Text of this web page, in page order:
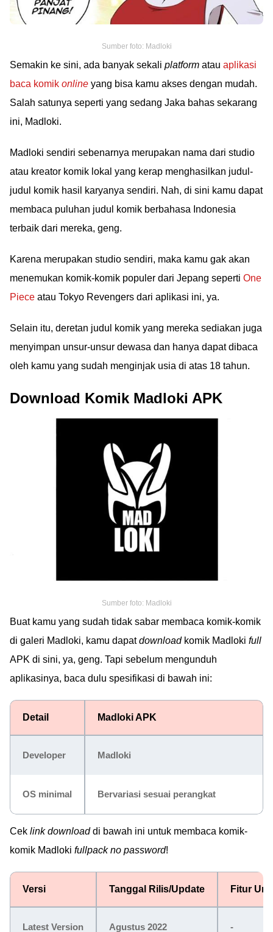
Sumber foto: Madloki
Semakin ke sini, ada banyak sekali platform atau aplikasi
baca komik online yang bisa kamu akses dengan mudah.
Salah satunya seperti yang sedang Jaka bahas sekarang
ini, Madloki.
Madloki sendiri sebenarnya merupakan nama dari studio
atau kreator komik lokal yang kerap menghasilkan judul-
judul komik hasil karyanya sendiri. Nah, di sini kamu dapat
membaca puluhan judul komik berbahasa Indonesia
terbaik dari mereka, geng.
Karena merupakan studio sendiri, maka kamu gak akan
menemukan komik-komik populer dari Jepang seperti One
Piece atau Tokyo Revengers dari aplikasi ini, ya.
Selain itu, deretan judul komik yang mereka sediakan juga
menyimpan unsur-unsur dewasa dan hanya dapat dibaca
oleh kamu yang sudah menginjak usia di atas 18 tahun.
Download Komik Madloki APK
Sumber foto: Madloki
Buat kamu yang sudah tidak sabar membaca komik-komik
di galeri Madloki, kamu dapatdownloadkomik Madloki full
APK di sini, ya, geng. Tapi sebelum mengunduh
aplikasinya, baca dulu spesifikasi di bawah ini:
Detail Madloki APK
Developer Madloki
OS minimal Bervariasi sesuai perangkat
Cek link downloaddi bawah ini untuk membaca komik-
komik Madloki fullpack no password!
Versi Tanggal Rilis/Update Fitur
Latest Version Agustus 2022 -